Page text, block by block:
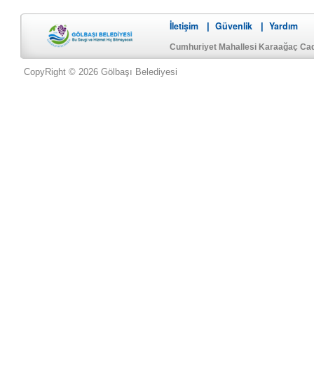
İletişim Güvenlik Yardım
Cumhuriyet Mahallesi Karaağaç
CopyRight © 2026 Gölbaşı Belediyesi